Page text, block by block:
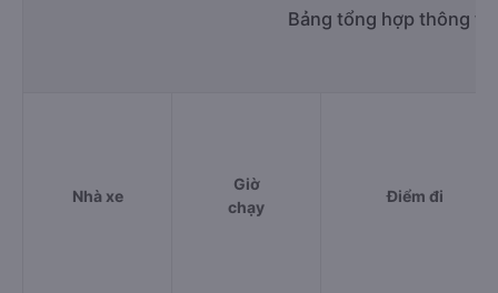
Bảng tổng hợp thông
Nhà xe
Giờ
chạy
Điểm đi